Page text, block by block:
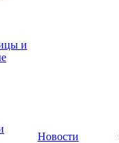
и
Новости